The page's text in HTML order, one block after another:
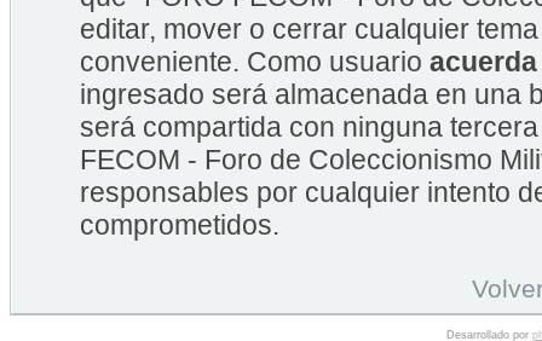
editar, mover o cerrar cualquier
conveniente. Como usuario acuerda
ingresado será almacenada en una
será compartida con ninguna
FECOM - Foro de Coleccionismo
responsables por cualquier intento
comprometidos.
Desarrollado por